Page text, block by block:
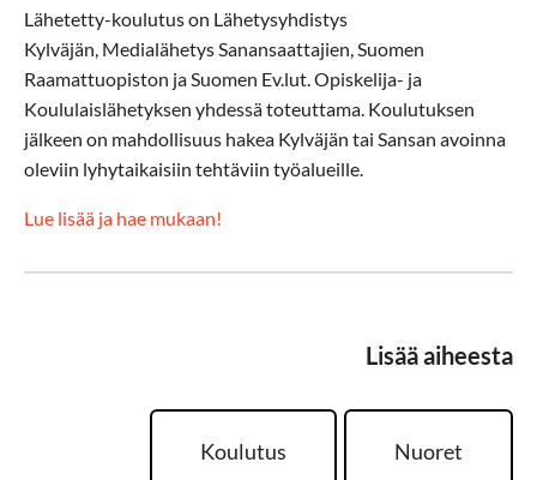
Lähetetty-koulutus on Lähetysyhdistys
Kylväjän, Medialähetys Sanansaattajien, Suomen
Raamattuopiston ja Suomen Ev.lut. Opiskelija- ja
Koululaislähetyksen yhdessä toteuttama. Koulutuksen
jälkeen on mahdollisuus hakea Kylväjän tai Sansan avoinna
oleviin lyhytaikaisiin tehtäviin työalueille.
Lue lisää ja hae mukaan!
Lisää aiheesta
Koulutus Nuoret